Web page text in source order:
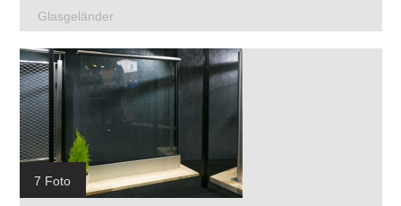
Glasgeländer
7 Foto